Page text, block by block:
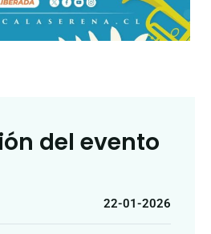
del evento
22-01-2026